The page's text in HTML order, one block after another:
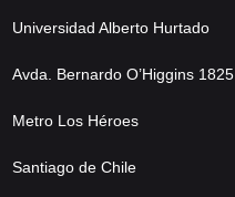
Universidad Alberto Hurtado
Avda. Bernardo O’Higgins 1825
Metro Los Héroes
Santiago de Chile